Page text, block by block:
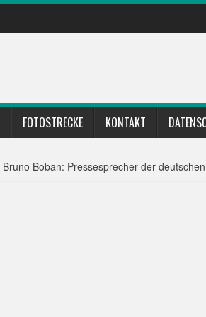
FOTOSTRECKE KONTAKT
Bruno Boban: Pressesprecher der